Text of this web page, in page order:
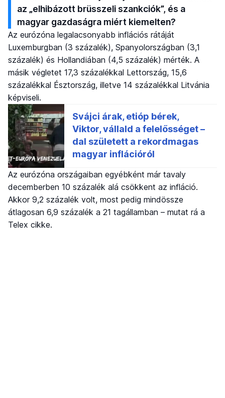
az „elhibázott brüsszeli szankciók”, és a
magyar gazdaságra miért kiemelten?
Az eurózóna legalacsonyabb inflációs rátáját
Luxemburgban (3 százalék), Spanyolországban (3,1
százalék) és Hollandiában (4,5 százalék) mérték. A
másik végletet 17,3 százalékkal Lettország, 15,6
százalékkal Észtország, illetve 14 százalékkal Litvánia
képviseli.
Az eurózóna országaiban egyébként már tavaly
decemberben 10 százalék alá csökkent az infláció.
Akkor 9,2 százalék volt, most pedig mindössze
átlagosan 6,9 százalék a 21 tagállamban – mutat rá a
Telex cikke.